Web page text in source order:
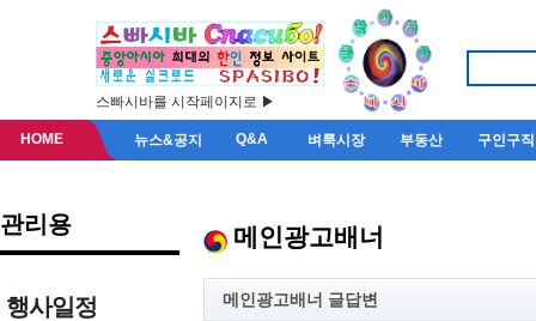
스빠시바를 시작페이지로 ▶
HOME 뉴스&공지 Q&A 벼룩시장 부동산 구인구직
관리용
행사일정
메인광고배너
메인광고배너 글답변